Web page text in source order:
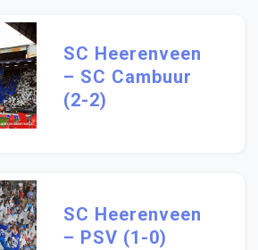
SC Heerenveen
– SC Cambuur
(2-2)
SC Heerenveen
– PSV (1-0)